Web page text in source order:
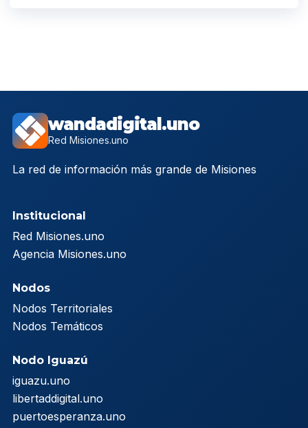
wandadigital.uno
Red Misiones.uno
La red de información más grande de Misiones
Institucional
Red Misiones.uno
Agencia Misiones.uno
Nodos
Nodos Territoriales
Nodos Temáticos
Nodo Iguazú
iguazu.uno
libertaddigital.uno
puertoesperanza.uno